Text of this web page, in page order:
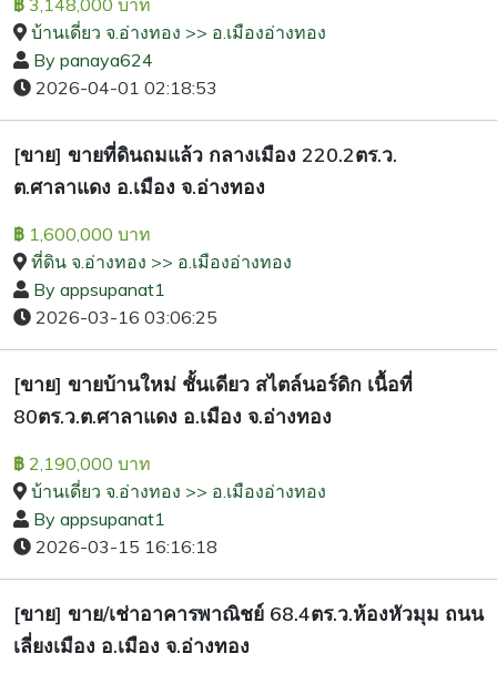
฿ 3,148,000 บาท
บ้านเดี่ยว จ.อ่างทอง >> อ.เมืองอ่างทอง
By panaya624
2026-04-01 02:18:53
[ขาย] ขายที่ดินถมแล้ว กลางเมือง 220.2ตร.ว.
ต.ศาลาแดง อ.เมือง จ.อ่างทอง
฿ 1,600,000 บาท
ที่ดิน จ.อ่างทอง >> อ.เมืองอ่างทอง
By appsupanat1
2026-03-16 03:06:25
[ขาย] ขายบ้านใหม่ ชั้นเดียว สไตล์นอร์ดิก เนื้อที่
80ตร.ว.ต.ศาลาแดง อ.เมือง จ.อ่างทอง
฿ 2,190,000 บาท
บ้านเดี่ยว จ.อ่างทอง >> อ.เมืองอ่างทอง
By appsupanat1
2026-03-15 16:16:18
[ขาย] ขาย/เช่าอาคารพาณิชย์ 68.4ตร.ว.ห้องหัวมุม ถนน
เลี่ยงเมือง อ.เมือง จ.อ่างทอง